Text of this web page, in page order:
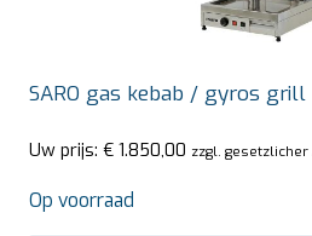
SARO gas kebab / gyros
Uw prijs: € 1.850,00 zzgl. gesetzlicher
Op voorraad